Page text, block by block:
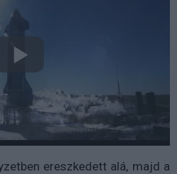
ereszkedett alá, majd a